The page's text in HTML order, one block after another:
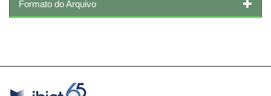
Formato do Arquivo